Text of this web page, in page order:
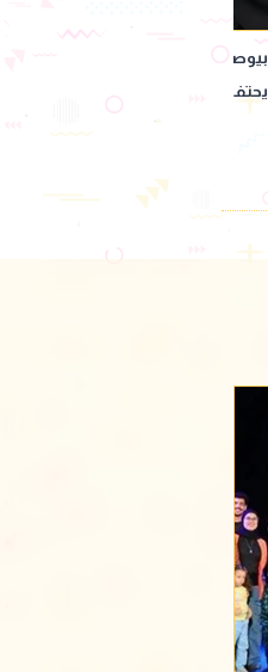
بمناسبة العيد القومي.. عمر كمال
محافظة السويس بمنحه تصريح